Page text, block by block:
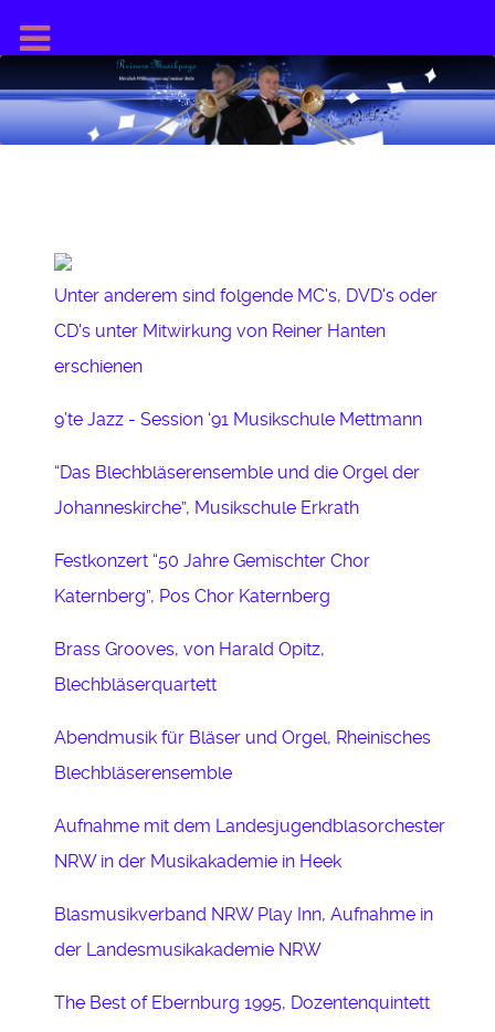
Unter anderem sind folgende MC's, DVD's oder
CD's unter Mitwirkung von Reiner Hanten
erschienen
9’te Jazz - Session ‘91 Musikschule Mettmann
“Das Blechbläserensemble und die Orgel der
Johanneskirche”, Musikschule Erkrath
Festkonzert “50 Jahre Gemischter Chor
Katernberg”, Pos Chor Katernberg
Brass Grooves, von Harald Opitz,
Blechbläserquartett
Abendmusik für Bläser und Orgel, Rheinisches
Blechbläserensemble
Aufnahme mit dem Landesjugendblasorchester
NRW in der Musikakademie in Heek
Blasmusikverband NRW Play Inn, Aufnahme in
der Landesmusikakademie NRW
The Best of Ebernburg 1995, Dozentenquintett